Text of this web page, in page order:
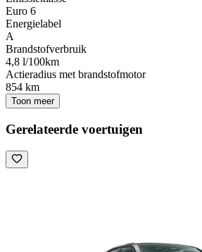
Euro 6
Energielabel
A
Brandstofverbruik
4,8 l/100km
Actieradius met brandstofmotor
854 km
Toon meer
Gerelateerde voertuigen